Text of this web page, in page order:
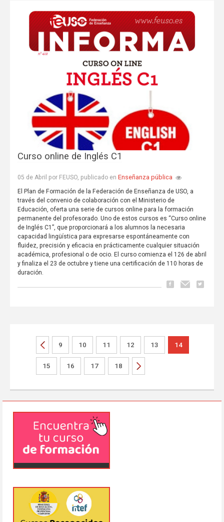
Curso online de Inglés C1
05 de Abril por FEUSO, publicado en Enseñanza pública
El Plan de Formación de la Federación de Enseñanza de USO, a
través del convenio de colaboración con el Ministerio de
Educación, oferta una serie de cursos online para la formación
permanente del profesorado. Uno de estos cursos es “Curso online
de Inglés C1”, que proporcionará a los alumnos la necesaria
capacidad lingüística para expresarse espontáneamente con
fluidez, precisión y eficacia en prácticamente cualquier situación
académica, profesional o de ocio. El curso comienza el 126 de abril
y finaliza el 23 de octubre y tiene una certificación de 110 horas de
duración.
9 10 11 12 13 14
15 16 17 18